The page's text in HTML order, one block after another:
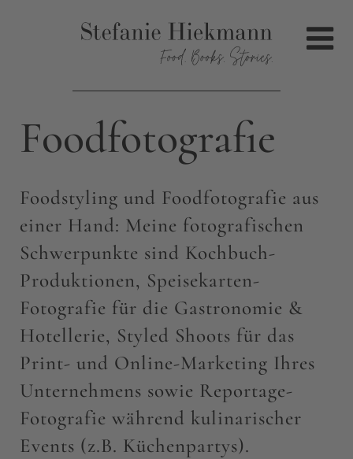
Foodfotografie
Foodstyling und Foodfotografie aus
einer Hand: Meine fotografischen
Schwerpunkte sind Kochbuch-
Produktionen, Speisekarten-
Fotografie für die Gastronomie &
Hotellerie, Styled Shoots für das
Print- und Online-Marketing Ihres
Unternehmens sowie Reportage-
Fotografie während kulinarischer
Events (z.B. Küchenpartys).